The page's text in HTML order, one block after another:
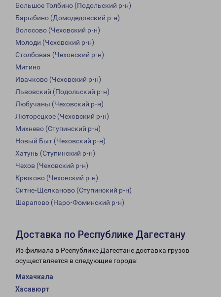
Большое Толбино (Подольский р-н)
Барыбино (Домодедовский р-н)
Волосово (Чеховский р-н)
Молоди (Чеховский р-н)
Столбовая (Чеховский р-н)
Митино
Ивачково (Чеховский р-н)
Львовский (Подольский р-н)
Любучаны (Чеховский р-н)
Люторецкое (Чеховский р-н)
Михнево (Ступинский р-н)
Новый Быт (Чеховский р-н)
Хатунь (Ступинский р-н)
Чехов (Чеховский р-н)
Крюково (Чеховский р-н)
Ситне-Щелканово (Ступинский р-н)
Шарапово (Наро-Фоминский р-н)
Доставка по Республике Дагестану
Из филиала в Республике Дагестане доставка грузов
осуществляется в следующие города:
Махачкала
Хасавюрт